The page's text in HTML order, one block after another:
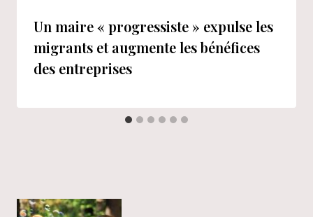
Un maire « progressiste » expulse les
migrants et augmente les bénéfices
des entreprises